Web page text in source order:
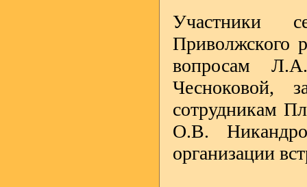
Участники
Приволжского
вопросам
Чесноковой,
сотрудникам
О.В.
организации